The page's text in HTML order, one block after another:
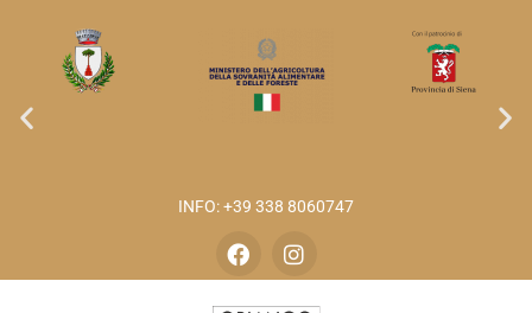
INFO: +39 338 8060747